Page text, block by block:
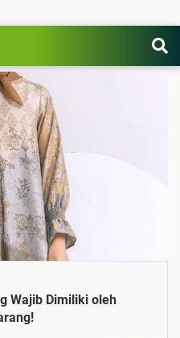
Wajib Dimiliki oleh